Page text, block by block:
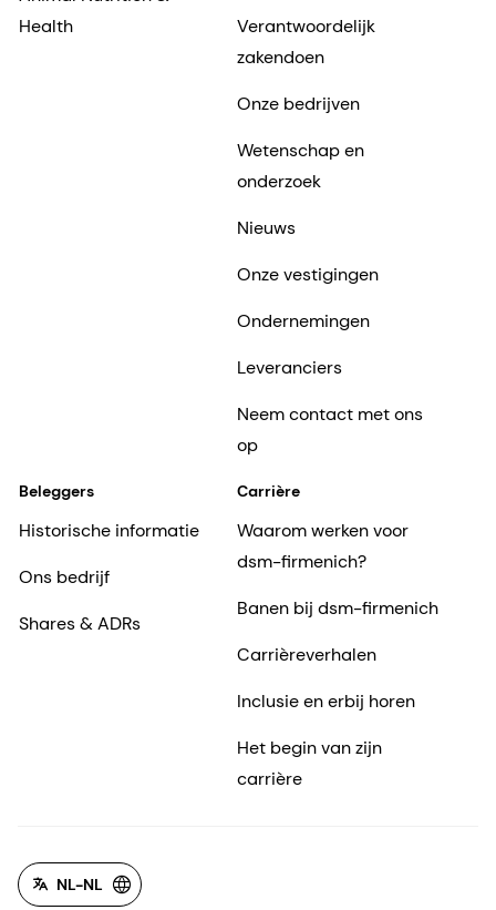
Health
Verantwoordelijk
zakendoen
Onze bedrijven
Wetenschap en
onderzoek
Nieuws
Onze vestigingen
Ondernemingen
Leveranciers
Neem contact met ons
op
Beleggers
Historische informatie
Ons bedrijf
Shares & ADRs
Carrière
Waarom werken voor
dsm-firmenich?
Banen bij dsm-firmenich
Carrièreverhalen
Inclusie en erbij horen
Het begin van zijn
carrière
NL-NL